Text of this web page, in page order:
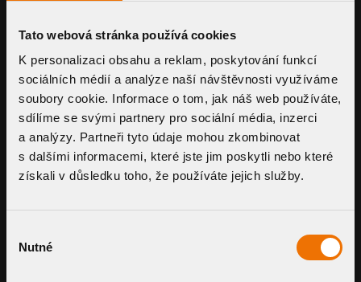
Tato webová stránka používá cookies
K personalizaci obsahu a reklam, poskytování funkcí
sociálních médií a analýze naší návštěvnosti využíváme
soubory cookie. Informace o tom, jak náš web používáte,
sdílíme se svými partnery pro sociální média, inzerci
a analýzy. Partneři tyto údaje mohou zkombinovat
s dalšími informacemi, které jste jim poskytli nebo které
získali v důsledku toho, že používáte jejich služby.
souhlasu
Nutné
insulation) are useful for uninsulated structures,
gutters or redevelopments when it is necessary
to insert the outlet into the pipe or the hole up
to the neck. In contrast to the standard version
the BZ outlets have lower drain capacity.
SLEEVE TYPE
clear filtr